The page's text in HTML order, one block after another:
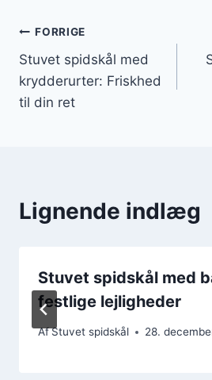
Indlægsnavigation
FORRIGE
Stuvet spidskål med
krydderurter: Friskhed
til din ret
Lignende indlæg
Stuvet spidskål med
festlige lejligheder
AfStuvet spidskål 28.